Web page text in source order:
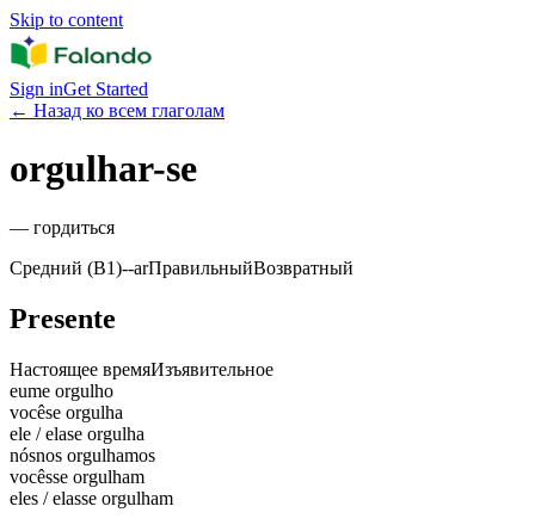
Skip to content
Sign inGet Started
← Назад ко всем глаголам
orgulhar-se
— гордиться
Средний (B1)--arПравильныйВозвратный
Presente
Настоящее времяИзъявительное
eume orgulho
vocêse orgulha
ele / elase orgulha
nósnos orgulhamos
vocêsse orgulham
eles / elasse orgulham